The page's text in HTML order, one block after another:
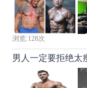
浏览:128次
男人一定要拒绝太